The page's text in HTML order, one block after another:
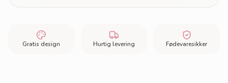
Gratis design Hurtig levering Fødevaresikker